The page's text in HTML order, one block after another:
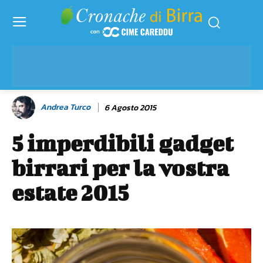
Andrea Turco 6 Agosto 2015
5 imperdibili gadget
birrari per la vostra
estate 2015